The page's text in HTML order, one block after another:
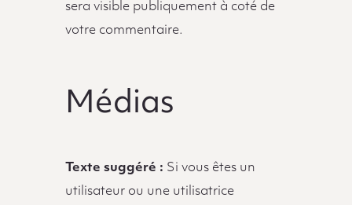
sera visible publiquement à coté de
votre commentaire.
Médias
Texte suggéré : Si vous êtes un
utilisateur ou une utilisatrice